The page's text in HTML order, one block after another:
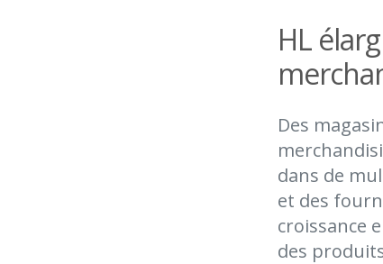
HL
Des
dans de
et des
croissance
des